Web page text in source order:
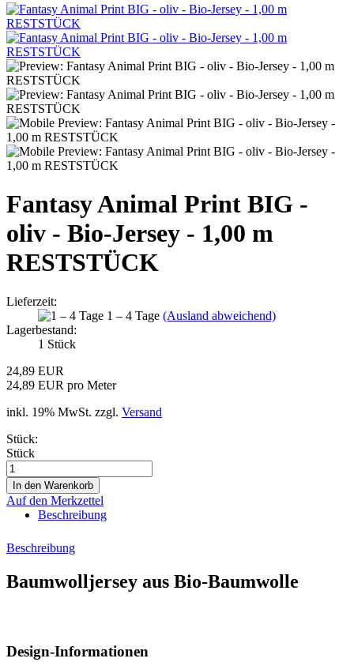
Fantasy Animal Print BIG -
oliv - Bio-Jersey - 1,00 m
RESTSTÜCK
Lieferzeit:
1 – 4 Tage (Ausland abweichend)
Lagerbestand:
1 Stück
24,89 EUR
24,89 EUR pro Meter
inkl. 19% MwSt. zzgl. Versand
Stück:
Stück
Auf den Merkzettel
Beschreibung
Beschreibung
Baumwolljersey aus Bio-Baumwolle
Design-Informationen